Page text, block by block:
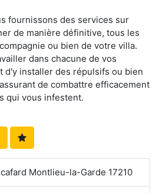
fournissons des services sur
de manière définitive, tous les
ou bien de votre villa.
dans chacune de vos
d'y installer des répulsifs ou bien
de combattre efficacement
qui vous infestent.
Montlieu-la-Garde 17210